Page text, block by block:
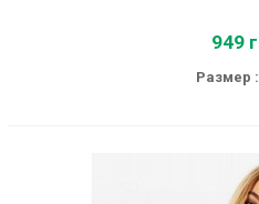
949
Размер :